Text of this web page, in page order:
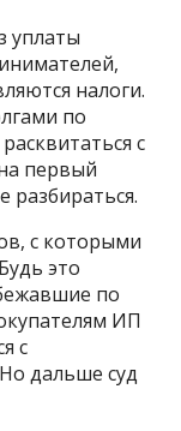
уплаты
налоги.
по
с
первый
разбираться.
с которыми
это
по
ИП
с
дальше суд